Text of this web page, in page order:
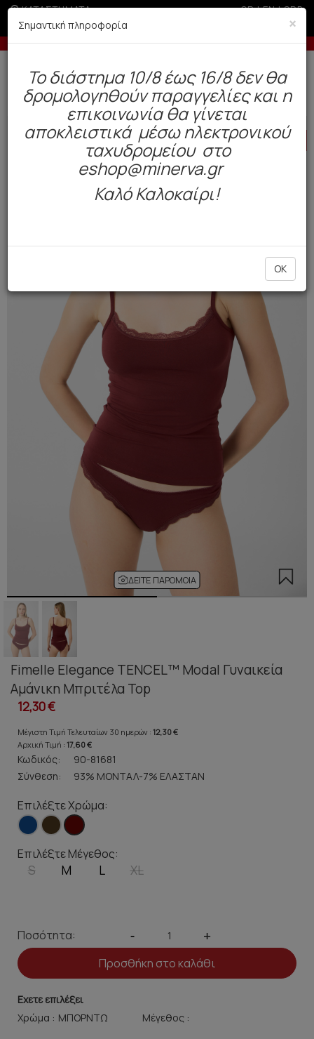
ΚΑΤΑΣΤΗΜΑΤΑ GR|EN|SRB
δόσεις με πιστωτική άνω των 100€ -5% σε
Δωρεάν αποστολή άνω των 49€. Παράδοση σε 3-5 εργάσιμες.
Γυναίκα Εσώρουχα Everyday Φανελάκια
HOT
ΔΕΊΤΕ ΠΑΡΌΜΟΙΑ
Fimelle Elegance TENCEL™ Modal Γυναικεία
Αμάνικη Μπριτέλα Top
12,30 €
Μέγιστη Τιμή Τελευταίων 30 ημερών : 12,30 €
Αρχική Τιμή : 17,60 €
Κωδικός:
90-81681
Σύνθεση:
93% ΜΟΝΤΑΛ-7% ΕΛΑΣΤΑΝ
Επιλέξτε Χρώμα:
Επιλέξτε Μέγεθος:
S M L XL
Ποσότητα: - +
Προσθήκη στο καλάθι
Εχετε επιλέξει
Χρώμα :
Μέγεθος :
×
Σημαντική πληροφορία
To διάστημα 10/8 έως 16/8 δεν θα
δρομολογηθούν παραγγελίες και η
επικοινωνία θα γίνεται
αποκλειστικά μέσω ηλεκτρονικού
ταχυδρομείου στο
eshop@minerva.gr
Καλό Καλοκαίρι!
OK